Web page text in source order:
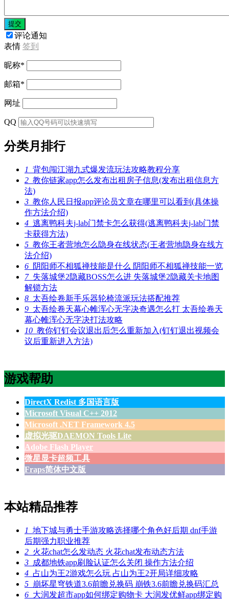
提交
评论通知
表情 签到
昵称*
邮箱*
网址
QQ
分类月排行
1 背包闯江湖九式爆发流玩法攻略教程分享
2 教你链家app怎么发布出租房子信息(发布出租信息方
法)
3 教你人民日报app评论员文章在哪里可以看到(具体操
作方法介绍)
4 逃离鸭科夫j-lab门禁卡怎么获得(逃离鸭科夫j-lab门禁
卡获得方法)
5 教你王者营地怎么隐身在线状态(王者营地隐身在线方
法介绍)
6 阴阳师不相狐禅技能是什么 阴阳师不相狐禅技能一览
7失落城堡2隐藏BOSS怎么进 失落城堡2隐藏关卡地图
解锁方法
8 太吾绘卷新手乐器轮椅流派玩法搭配推荐
9 太吾绘卷天幕心帷浑心无字决奇遇怎么打 太吾绘卷天
幕心帷浑心无字决打法攻略
10 教你钉钉会议退出后怎么重新加入(钉钉退出视频会
议后重新进入方法)
游戏帮助
DirectX Redist 多国语言版
Microsoft Visual C++ 2012
Microsoft .NET Framework 4.5
虚拟光驱DAEMON Tools Lite
Adobe Flash Player
微星显卡超频工具
Fraps简体中文版
本站精品推荐
1 地下城与勇士手游攻略选择哪个角色好后期 dnf手游
后期强力职业推荐
2 火花chat怎么发动态 火花chat发布动态方法
3 成都地铁app刷脸认证怎么关闭 操作方法介绍
4 占山为王2游戏怎么玩 占山为王2开局详细攻略
5 崩坏星穹铁道3.6前瞻兑换码 崩铁3.6前瞻兑换码汇总
6 大润发超市app如何绑定购物卡 大润发优鲜app绑定购